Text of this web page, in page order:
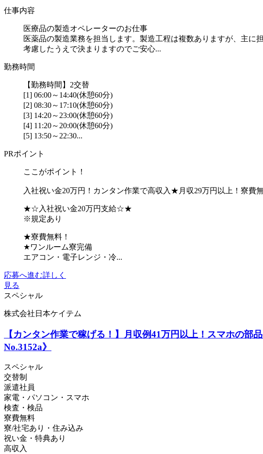
仕事内容
医療品の製造オペレーターのお仕事
医薬品の製造業務を担当します。製造工程は複数ありますが、主
考慮したうえで決まりますのでご安心...
勤務時間
【勤務時間】2交替
[1] 06:00～14:40(休憩60分)
[2] 08:30～17:10(休憩60分)
[3] 14:20～23:00(休憩60分)
[4] 11:20～20:00(休憩60分)
[5] 13:50～22:30...
PRポイント
ここがポイント！
入社祝い金20万円！カンタン作業で高収入★月収29万円以上！寮費
★☆入社祝い金20万円支給☆★
※規定あり
★寮費無料！
★ワンルーム寮完備
エアコン・電子レンジ・冷...
応募へ進む詳しく
見る
スペシャル
株式会社日本ケイテム
【カンタン作業で稼げる！】月収例41万円以上！スマホの
No.3152a》
スペシャル
交替制
派遣社員
家電・パソコン・スマホ
検査・検品
寮費無料
寮/社宅あり・住み込み
祝い金・特典あり
高収入